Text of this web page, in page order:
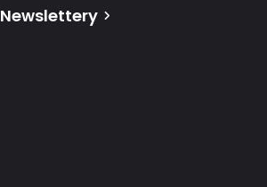
Newslettery